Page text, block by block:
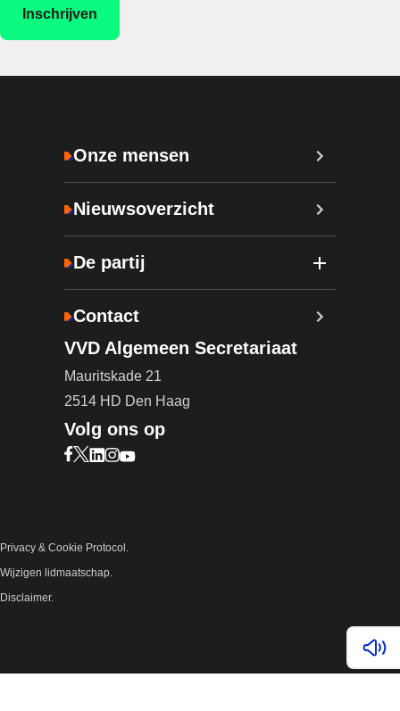
Lees
Onze mensen
Nieuwsoverzicht
De partij
Contact
VVD Algemeen Secretariaat
Mauritskade 21
2514 HD Den Haag
Volg ons op
Bezoek onze Facebook pagina (opent in nieuw
Bezoek onze X pagina (opent in nieuw tabblad)
Bezoek onze LinkedIn pagina (opent in nieuw
Bezoek onze Instagram pagina (opent in
Bezoek onze YouTube pagina (opent in
Privacy & Cookie Protocol.
Wijzigen lidmaatschap.
Disclaimer.